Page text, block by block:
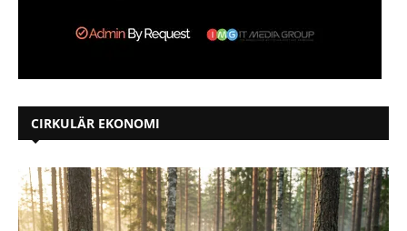
CIRKULÄR EKONOMI